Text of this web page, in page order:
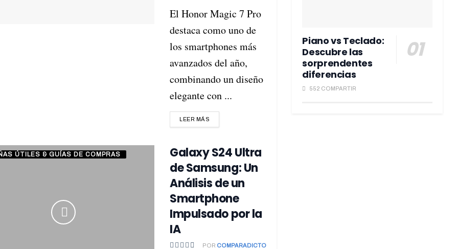
El Honor Magic 7 Pro
destaca como uno de
los smartphones más
avanzados del año,
combinando un diseño
elegante con ...
LEER MÁS
ÚTILES & GUÍAS DE COMPRAS
Galaxy S24 Ultra
de Samsung: Un
Análisis de un
Smartphone
Impulsado por la
IA
POR COMPARADICTO
Piano vs Teclado:
Descubre las
sorprendentes
diferencias
552 COMPARTIR